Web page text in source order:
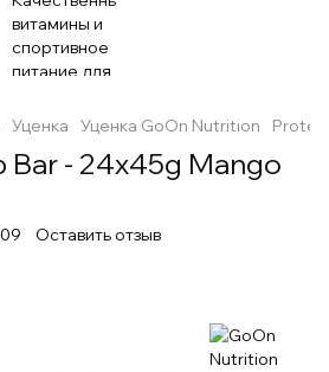
Уценка Уценка GoOn Nutrition
Bar - 24x45g Mango
Оставить отзыв